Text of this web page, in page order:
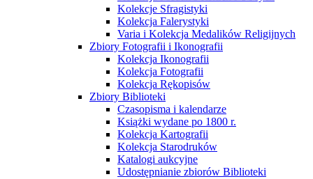
Kolekcje Sfragistyki
Kolekcja Falerystyki
Varia i Kolekcja Medalików Religijnych
Zbiory Fotografii i Ikonografii
Kolekcja Ikonografii
Kolekcja Fotografii
Kolekcja Rękopisów
Zbiory Biblioteki
Czasopisma i kalendarze
Książki wydane po 1800 r.
Kolekcja Kartografii
Kolekcja Starodruków
Katalogi aukcyjne
Udostępnianie zbiorów Biblioteki